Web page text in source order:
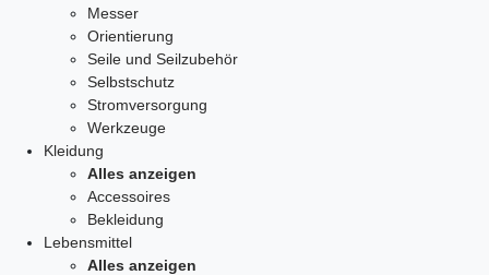
Messer
Orientierung
Seile und Seilzubehör
Selbstschutz
Stromversorgung
Werkzeuge
Kleidung
Alles anzeigen
Accessoires
Bekleidung
Lebensmittel
Alles anzeigen